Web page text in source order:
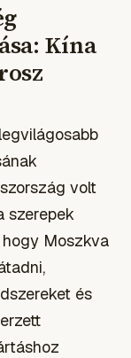
Kína
volt
szerepek
Moszkva
és